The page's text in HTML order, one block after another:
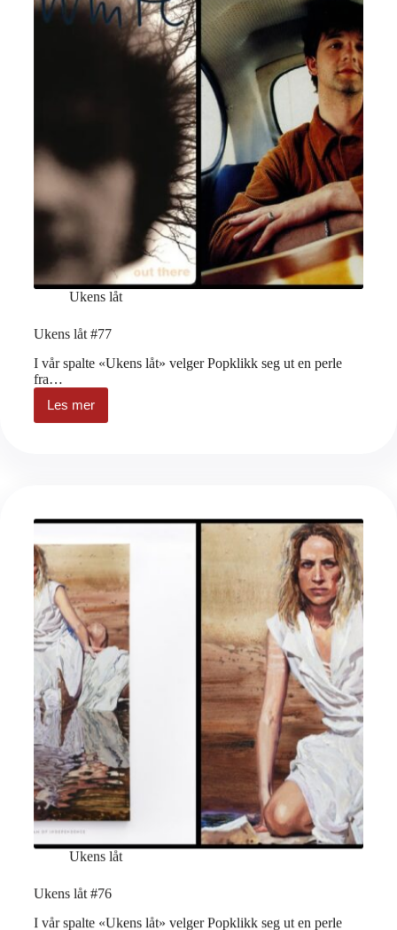
Ukens låt
Ukens låt #77
I vår spalte «Ukens låt» velger Popklikk seg ut en perle
fra…
Les mer
Ukens
låt
Ukens låt
Ukens låt #76
I vår spalte «Ukens låt» velger Popklikk seg ut en perle